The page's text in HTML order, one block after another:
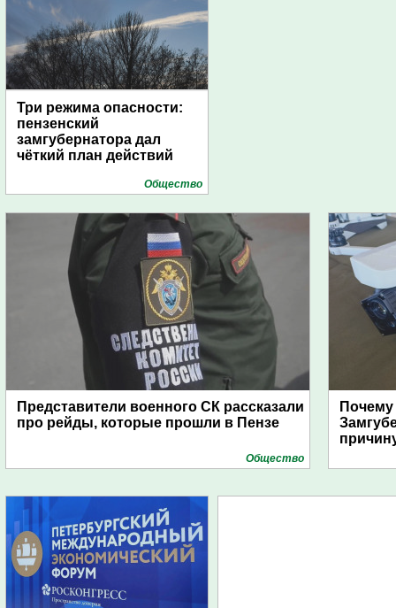
Три режима опасности:
пензенский
замгубернатора дал
чёткий план действий
Общество
Представители военного СК рассказали
про рейды, которые прошли в Пензе
Общество